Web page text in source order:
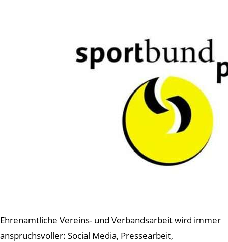
Ehrenamtliche Vereins- und Verbandsarbeit wird immer
anspruchsvoller: Social Media, Pressearbeit,